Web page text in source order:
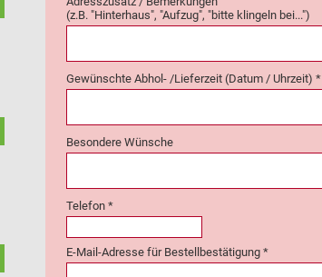
(z.B. "Hinterhaus", "Aufzug", "bitte klingeln bei...")
Gewünschte Abhol- /Lieferzeit (Datum / Uhrzeit) *
Besondere Wünsche
Telefon *
E-Mail-Adresse für Bestellbestätigung *